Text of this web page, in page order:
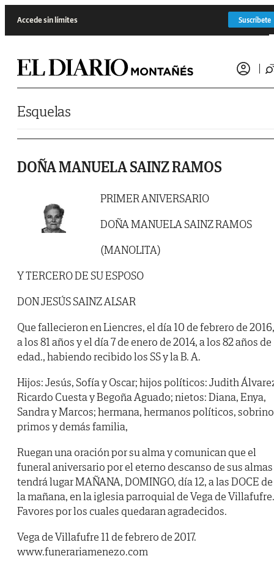
Accede sin límites Suscríbete
Esquelas
DOÑA MANUELA SAINZ RAMOS
PRIMER ANIVERSARIO
DOÑA MANUELA SAINZ RAMOS
(MANOLITA)
Y TERCERO DE SU ESPOSO
DON JESÚS SAINZ ALSAR
Que fallecieron en Liencres, el día 10 de febrero de 2016,
a los 81 años y el día 7 de enero de 2014, a los 82 años de
edad., habiendo recibido los SS y la B. A.
Hijos: Jesús, Sofía y Oscar; hijos políticos: Judith
Ricardo Cuesta y Begoña Aguado; nietos: Diana, Enya,
Sandra y Marcos; hermana, hermanos políticos,
primos y demás familia,
Ruegan una oración por su alma y comunican que el
funeral aniversario por el eterno descanso de sus almas
tendrá lugar MAÑANA, DOMINGO, día 12, a las DOCE de
la mañana, en la iglesia parroquial de Vega de Villafufre.
Favores por los cuales quedaran agradecidos.
Vega de Villafufre 11 de febrero de 2017.
www.funerariamenezo.com